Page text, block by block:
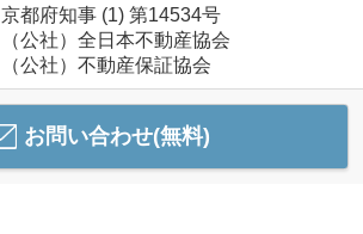
京都府知事 (1) 第14534号
（公社）全日本不動産協会
（公社）不動産保証協会
お問い合わせ(無料)